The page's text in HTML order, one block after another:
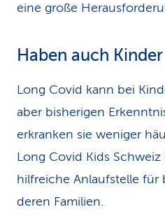
eine große
Haben auch
Long Covid kann bei
aber bisherigen
erkranken sie weniger
Long Covid Kids
hilfreiche Anlaufstelle
deren Familien.